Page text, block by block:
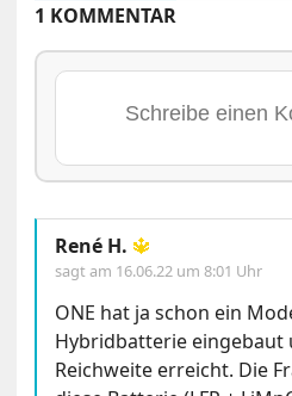
1 KOMMENTAR
René H. 🔱
sagt am 16.06.22 um 8:01 Uhr
ONE hat ja schon ein
Hybridbatterie eingebaut
Reichweite erreicht. Die